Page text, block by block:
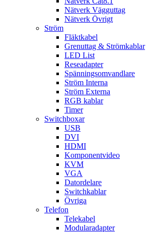
Nätverk Vägguttag
Nätverk Övrigt
Ström
Fläktkabel
Grenuttag & Strömkablar
LED List
Reseadapter
Spänningsomvandlare
Ström Interna
Ström Externa
RGB kablar
Timer
Switchboxar
USB
DVI
HDMI
Komponentvideo
KVM
VGA
Datordelare
Switchkablar
Övriga
Telefon
Telekabel
Modularadapter